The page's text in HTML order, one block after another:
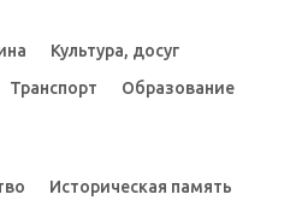
Культура, досуг
Транспорт
Образование
Историческая память